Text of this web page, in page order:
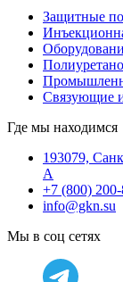
Защитные
Связующие
Где мы находимся
193079,
А
+7 (800)
info@gkn.su
Мы в соц сетях